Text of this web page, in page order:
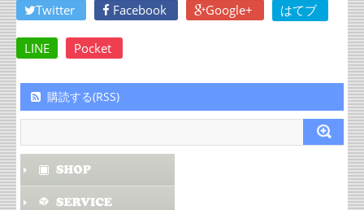
Twitter Facebook Google+ はてブ
LINE Pocket
購読する(RSS)